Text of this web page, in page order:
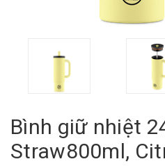
Bình giữ nhiệt
Straw800ml,